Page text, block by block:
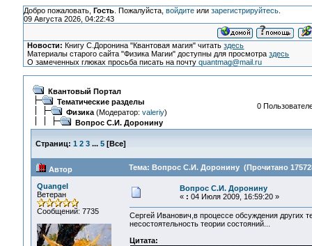
Добро пожаловать, Гость. Пожалуйста, войдитеили зарегистрируйтесь.
09 Августа 2026, 04:22:43
Новости: Книгу С.Доронина "Квантовая магия" читатьздесь
Материалы старого сайта "Физика Магии" доступны для просмотраздесь
О замеченных глюках просьба писать на почтуquantmag@mail.ru
Квантовый Портал
Тематические разделы
Физика(Модератор: valeriy)
Вопрос С.И. Доронину
0
Страниц: 1 2 3 ... 5[Все]
Автор Тема: Вопрос С.И. Доронину (Прочитано
Quangel
Ветеран
Сообщений: 7735
Вопрос С.И. Доронину
« : 04 Июля 2009, 16:59:20 »
Сергей Иванович,в процессе обсуждения других
несостоятельность теории состояний...
Цитата: